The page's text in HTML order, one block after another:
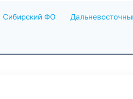
Сибирский ФО